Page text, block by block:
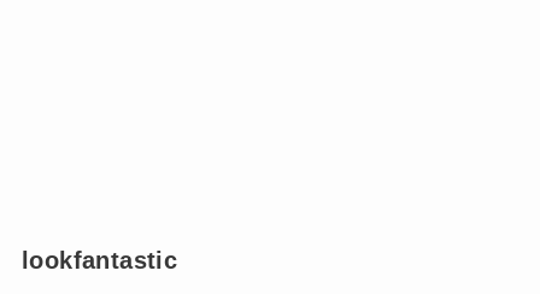
lookfantastic